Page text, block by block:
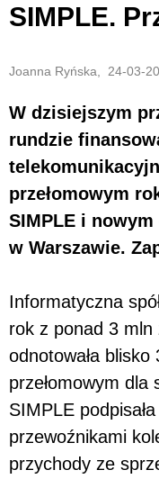
SIMPLE.
Joanna Ryńska, 24-03-
W dzisiejszym
rundzie
przełomowym
SIMPLE i
w Warszawie.
Informatyczna
rok z ponad 3 mln
odnotowała
przełomowym dla
SIMPLE
przewoźnikami
przychody ze